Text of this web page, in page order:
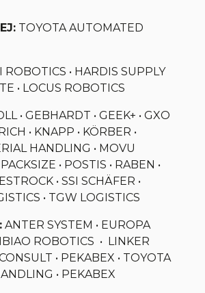
TOYOTA AUTOMATED
ROBOTICS • HARDIS SUPPLY
• LOCUS ROBOTICS
• GEBHARDT • GEEK+ • GXO
• KNAPP • KÖRBER •
HANDLING • MOVU
• POSTIS • RABEN •
• SSI SCHÄFER •
• TGW LOGISTICS
ANTER SYSTEM • EUROPA
ROBOTICS • LINKER
• PEKABEX • TOYOTA
• PEKABEX